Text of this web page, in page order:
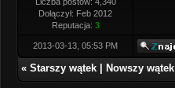
Dołączył: Feb 2012
Reputacja: 3
2013-03-13, 05:53 PM
« Starszy wątek Nowszy wątek